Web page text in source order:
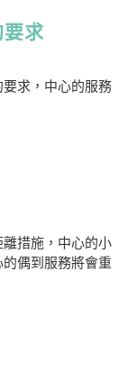
求
求，中心的服務
措施，中心的小
偶到服務將會重